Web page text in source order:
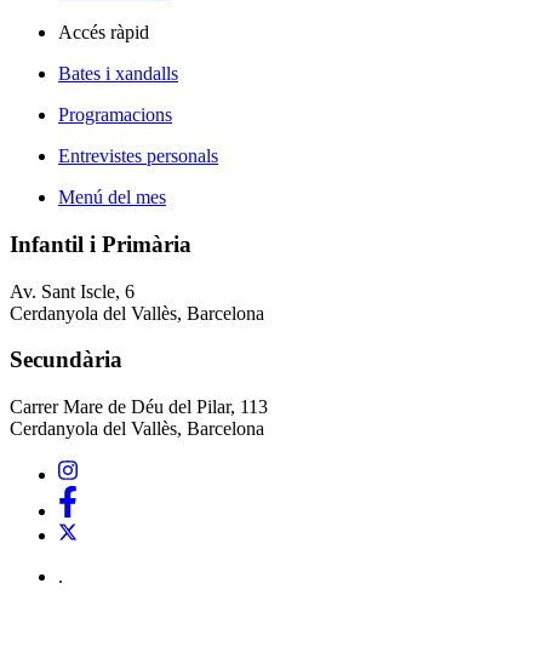
Accés ràpid
Bates i xandalls
Programacions
Entrevistes personals
Menú del mes
Infantil i Primària
Av. Sant Iscle, 6
Cerdanyola del Vallès, Barcelona
Secundària
Carrer Mare de Déu del Pilar, 113
Cerdanyola del Vallès, Barcelona
.